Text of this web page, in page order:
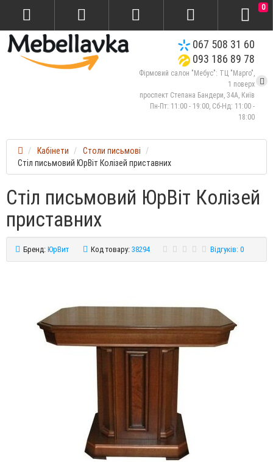
067 508 31 60
093 186 89 78
Фірмовий салон "Мебус": ТЦ "Марго",
1 поверх
проспект Степана Бандери, 34А, Київ
Пн-Пт: 11:00 - 19:00, Сб-Нд: 11:00 -
18:00
0
Кабінети
Столи письмові
Стіл письмовий ЮрВіт Колізей приставних
Стіл письмовий ЮрВіт Колізей
приставних
Бренд:ЮрВит Код товару:38294 Відгуків: 0